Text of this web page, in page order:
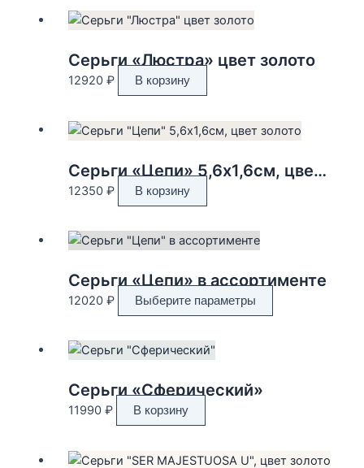
Серьги «Люстра» цвет золото
12920 ₽ В корзину
Серьги «Цепи» 5,6х1,6см, цвет золото
12350 ₽ В корзину
Серьги «Цепи» в ассортименте
12020 ₽ Выберите параметры
товар
на
Серьги «Сферический»
11990 ₽ В корзину